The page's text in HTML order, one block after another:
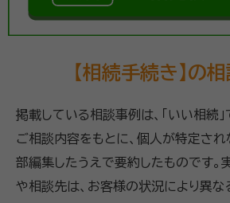
【相続手続き】の
掲載している相談事例は、「いい相続
ご相談内容をもとに、個人が特定され
部編集したうえで要約したものです。
や相談先は、お客様の状況により異な